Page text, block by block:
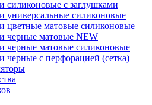
силиконовые с заглушками
универсальные силиконовые
цветные матовые силиконовые
черные матовые NEW
черные матовые силиконовые
черные с перфорацией (сетка)